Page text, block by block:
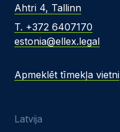
Ahtri 4, Tallinn
T. +372 6407170
estonia@ellex.legal
Apmeklēt tīmekļa vietni
Latvija